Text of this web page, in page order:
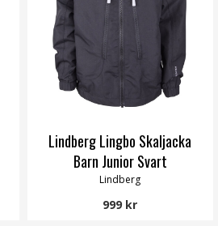
Lindberg Lingbo Skaljacka
Barn Junior Svart
Lindberg
999 kr